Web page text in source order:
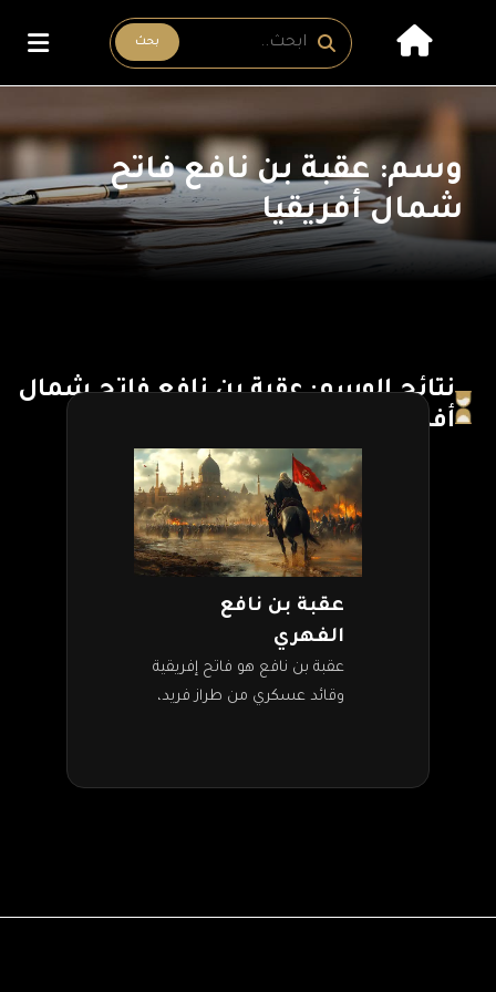
بحث
وسم: عقبة بن نافع فاتح
شمال أفريقيا
نتائج الوسم: عقبة بن نافع فاتح شمال
أفريقيا
عقبة بن نافع
الفهري
عقبة بن نافع هو فاتح إفريقية
وقائد عسكري من طراز فريد،